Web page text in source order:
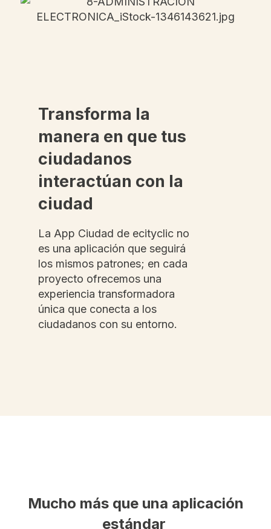
Transforma la
manera en que tus
ciudadanos
interactúan con la
ciudad
La App Ciudad de ecityclic no
es una aplicación que seguirá
los mismos patrones; en cada
proyecto ofrecemos una
experiencia transformadora
única que conecta a los
ciudadanos con su entorno.
Mucho más que una aplicación
estándar